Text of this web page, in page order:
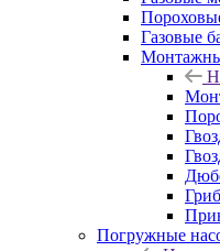
Газовые
Погружные